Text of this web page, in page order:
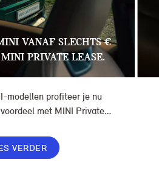
VANAF SLECHTS €
PRIVATE LEASE.
modellen profiteer je nu
met MINI Private
€ 449. Afhankelijk van de
nog verder oplopen.
VERDER